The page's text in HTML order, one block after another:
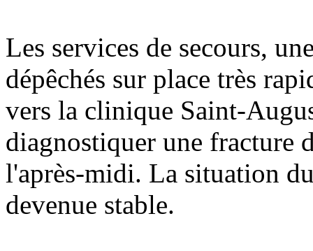
Les services de secours,
dépêchés sur place très
vers la clinique Saint-
diagnostiquer une fracture
l'après-midi. La situation
devenue stable.